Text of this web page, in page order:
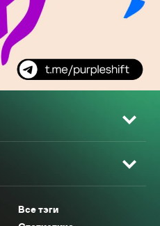
Все тэги